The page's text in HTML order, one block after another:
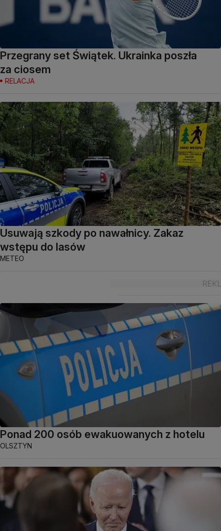
Przegrany set Świątek. Ukrainka poszła
za ciosem
RELACJA
Usuwają szkody po nawałnicy. Zakaz
wstępu do lasów
METEO
Ponad 200 osób ewakuowanych z hotelu
OLSZTYN